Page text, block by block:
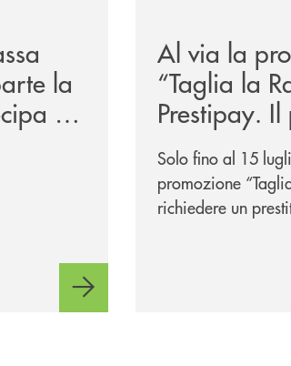
la
a
di
Al via la
“Taglia la
Prestipay. Il
personale
per te!
Solo fino al 15
promozione
richiedere un